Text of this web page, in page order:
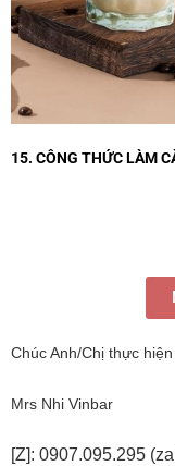
15. CÔNG THỨC LÀM
Chúc Anh/Chị thực
Mrs Nhi Vinbar
[Z]: 0907.095.295